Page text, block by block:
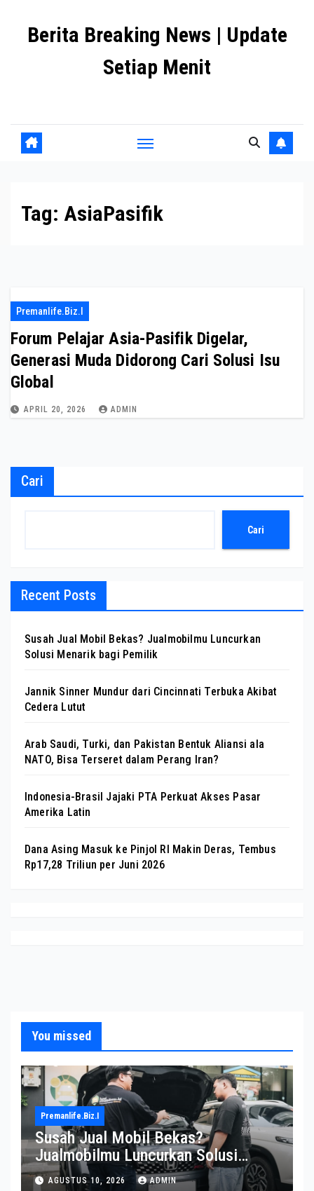
Berita Breaking News | Update
Setiap Menit
Tag: AsiaPasifik
Premanlife.biz.i
Forum Pelajar Asia-Pasifik Digelar,
Generasi Muda Didorong Cari Solusi Isu
Global
APRIL 20, 2026 ADMIN
Cari
Cari
Recent Posts
Susah Jual Mobil Bekas? Jualmobilmu Luncurkan
Solusi Menarik bagi Pemilik
Jannik Sinner Mundur dari Cincinnati Terbuka Akibat
Cedera Lutut
Arab Saudi, Turki, dan Pakistan Bentuk Aliansi ala
NATO, Bisa Terseret dalam Perang Iran?
Indonesia-Brasil Jajaki PTA Perkuat Akses Pasar
Amerika Latin
Dana Asing Masuk ke Pinjol RI Makin Deras, Tembus
Rp17,28 Triliun per Juni 2026
You missed
Premanlife.biz.i
Susah Jual Mobil Bekas?
Jualmobilmu Luncurkan Solusi
Menarik bagi Pemilik
AGUSTUS 10, 2026 ADMIN